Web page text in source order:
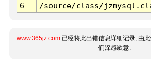
6
/source/class/
www.365jz.com 已经将此出错信息详细记录, 由
们深感歉意.